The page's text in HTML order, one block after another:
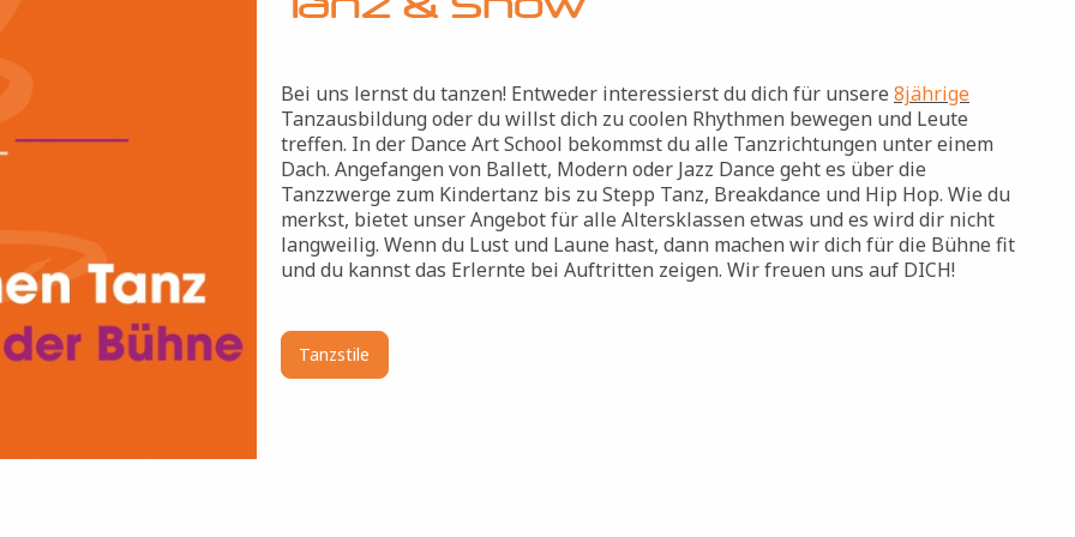
Bei uns lernst du tanzen! Entweder interessierst du dich für unsere8jährige
Tanzausbildung oder du willst dich zu coolen Rhythmen bewegen und Leute
treffen. In der Dance Art School bekommst du alle Tanzrichtungen unter einem
Dach. Angefangen von Ballett, Modern oder Jazz Dance geht es über die
Tanzzwerge zum Kindertanz bis zu Stepp Tanz, Breakdance und Hip Hop. Wie du
merkst, bietet unser Angebot für alle Altersklassen etwas und es wird dir nicht
langweilig. Wenn du Lust und Laune hast, dann machen wir dich für die Bühne fit